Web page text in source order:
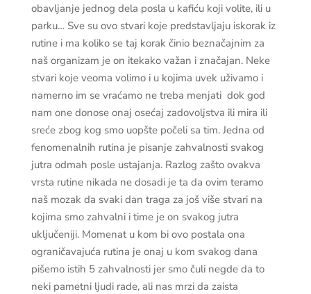
obavljanje jednog dela posla u kafiću koji volite, ili u
parku… Sve su ovo stvari koje predstavljaju iskorak iz
rutine i ma koliko se taj korak činio beznačajnim za
naš organizam je on itekako važan i značajan. Neke
stvari koje veoma volimo i u kojima uvek uživamo i
namerno im se vraćamo ne treba menjati dok god
nam one donose onaj osećaj zadovoljstva ili mira ili
sreće zbog kog smo uopšte počeli sa tim. Jedna od
fenomenalnih rutina je pisanje zahvalnosti svakog
jutra odmah posle ustajanja. Razlog zašto ovakva
vrsta rutine nikada ne dosadi je ta da ovim teramo
naš mozak da svaki dan traga za još više stvari na
kojima smo zahvalni i time je on svakog jutra
uključeniji. Momenat u kom bi ovo postala ona
ograničavajuća rutina je onaj u kom svakog dana
pišemo istih 5 zahvalnosti jer smo čuli negde da to
neki pametni ljudi rade, ali nas mrzi da zaista